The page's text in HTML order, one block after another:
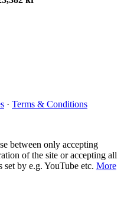
· Terms & Conditions
between only accepting
of the site or accepting all
by e.g. YouTube etc. More